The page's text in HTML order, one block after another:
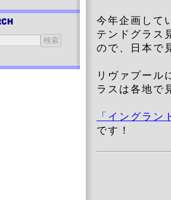
今年企画して
テンドグラス
ので、日本で
リヴァプール
ラスは各地で
「イングラ
です！